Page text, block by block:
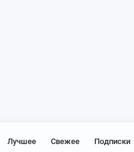
Лучшее Свежее Подписки